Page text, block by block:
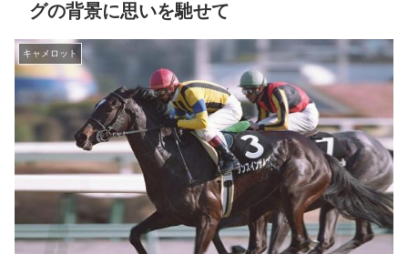
グの背景に思いを馳せて
キャメロット